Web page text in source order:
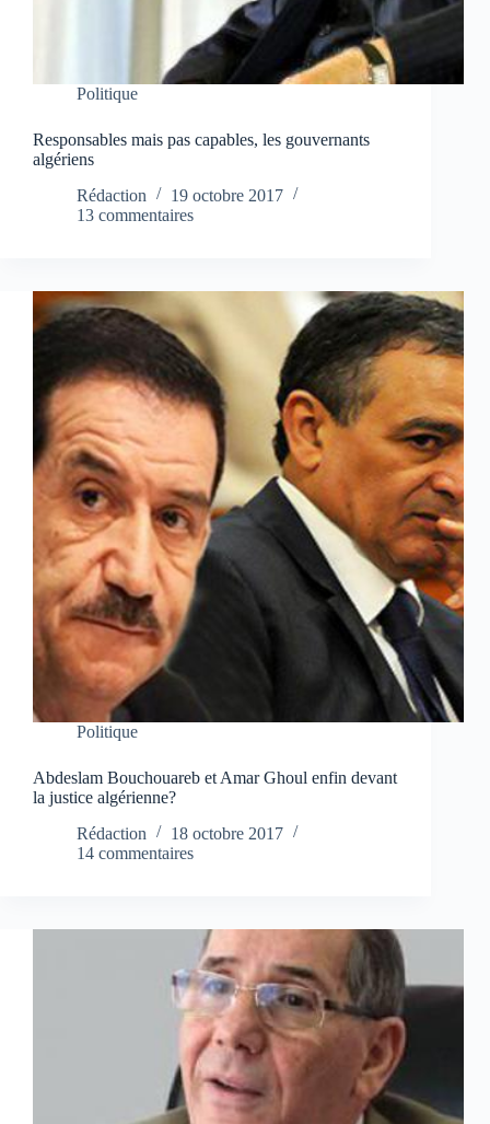
Politique
Responsables mais pas capables, les gouvernants
algériens
Rédaction
19 octobre 2017
13 commentaires
Politique
Abdeslam Bouchouareb et Amar Ghoul enfin devant
la justice algérienne?
Rédaction
18 octobre 2017
14 commentaires